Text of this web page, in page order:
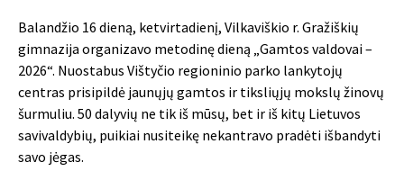
Balandžio 16 dieną, ketvirtadienį, Vilkaviškio r. Gražiškių
gimnazija organizavo metodinę dieną „Gamtos valdovai –
2026“. Nuostabus Vištyčio regioninio parko lankytojų
centras prisipildė jaunųjų gamtos ir tiksliųjų mokslų žinovų
šurmuliu. 50 dalyvių ne tik iš mūsų, bet ir iš kitų Lietuvos
savivaldybių, puikiai nusiteikę nekantravo pradėti išbandyti
savo jėgas.